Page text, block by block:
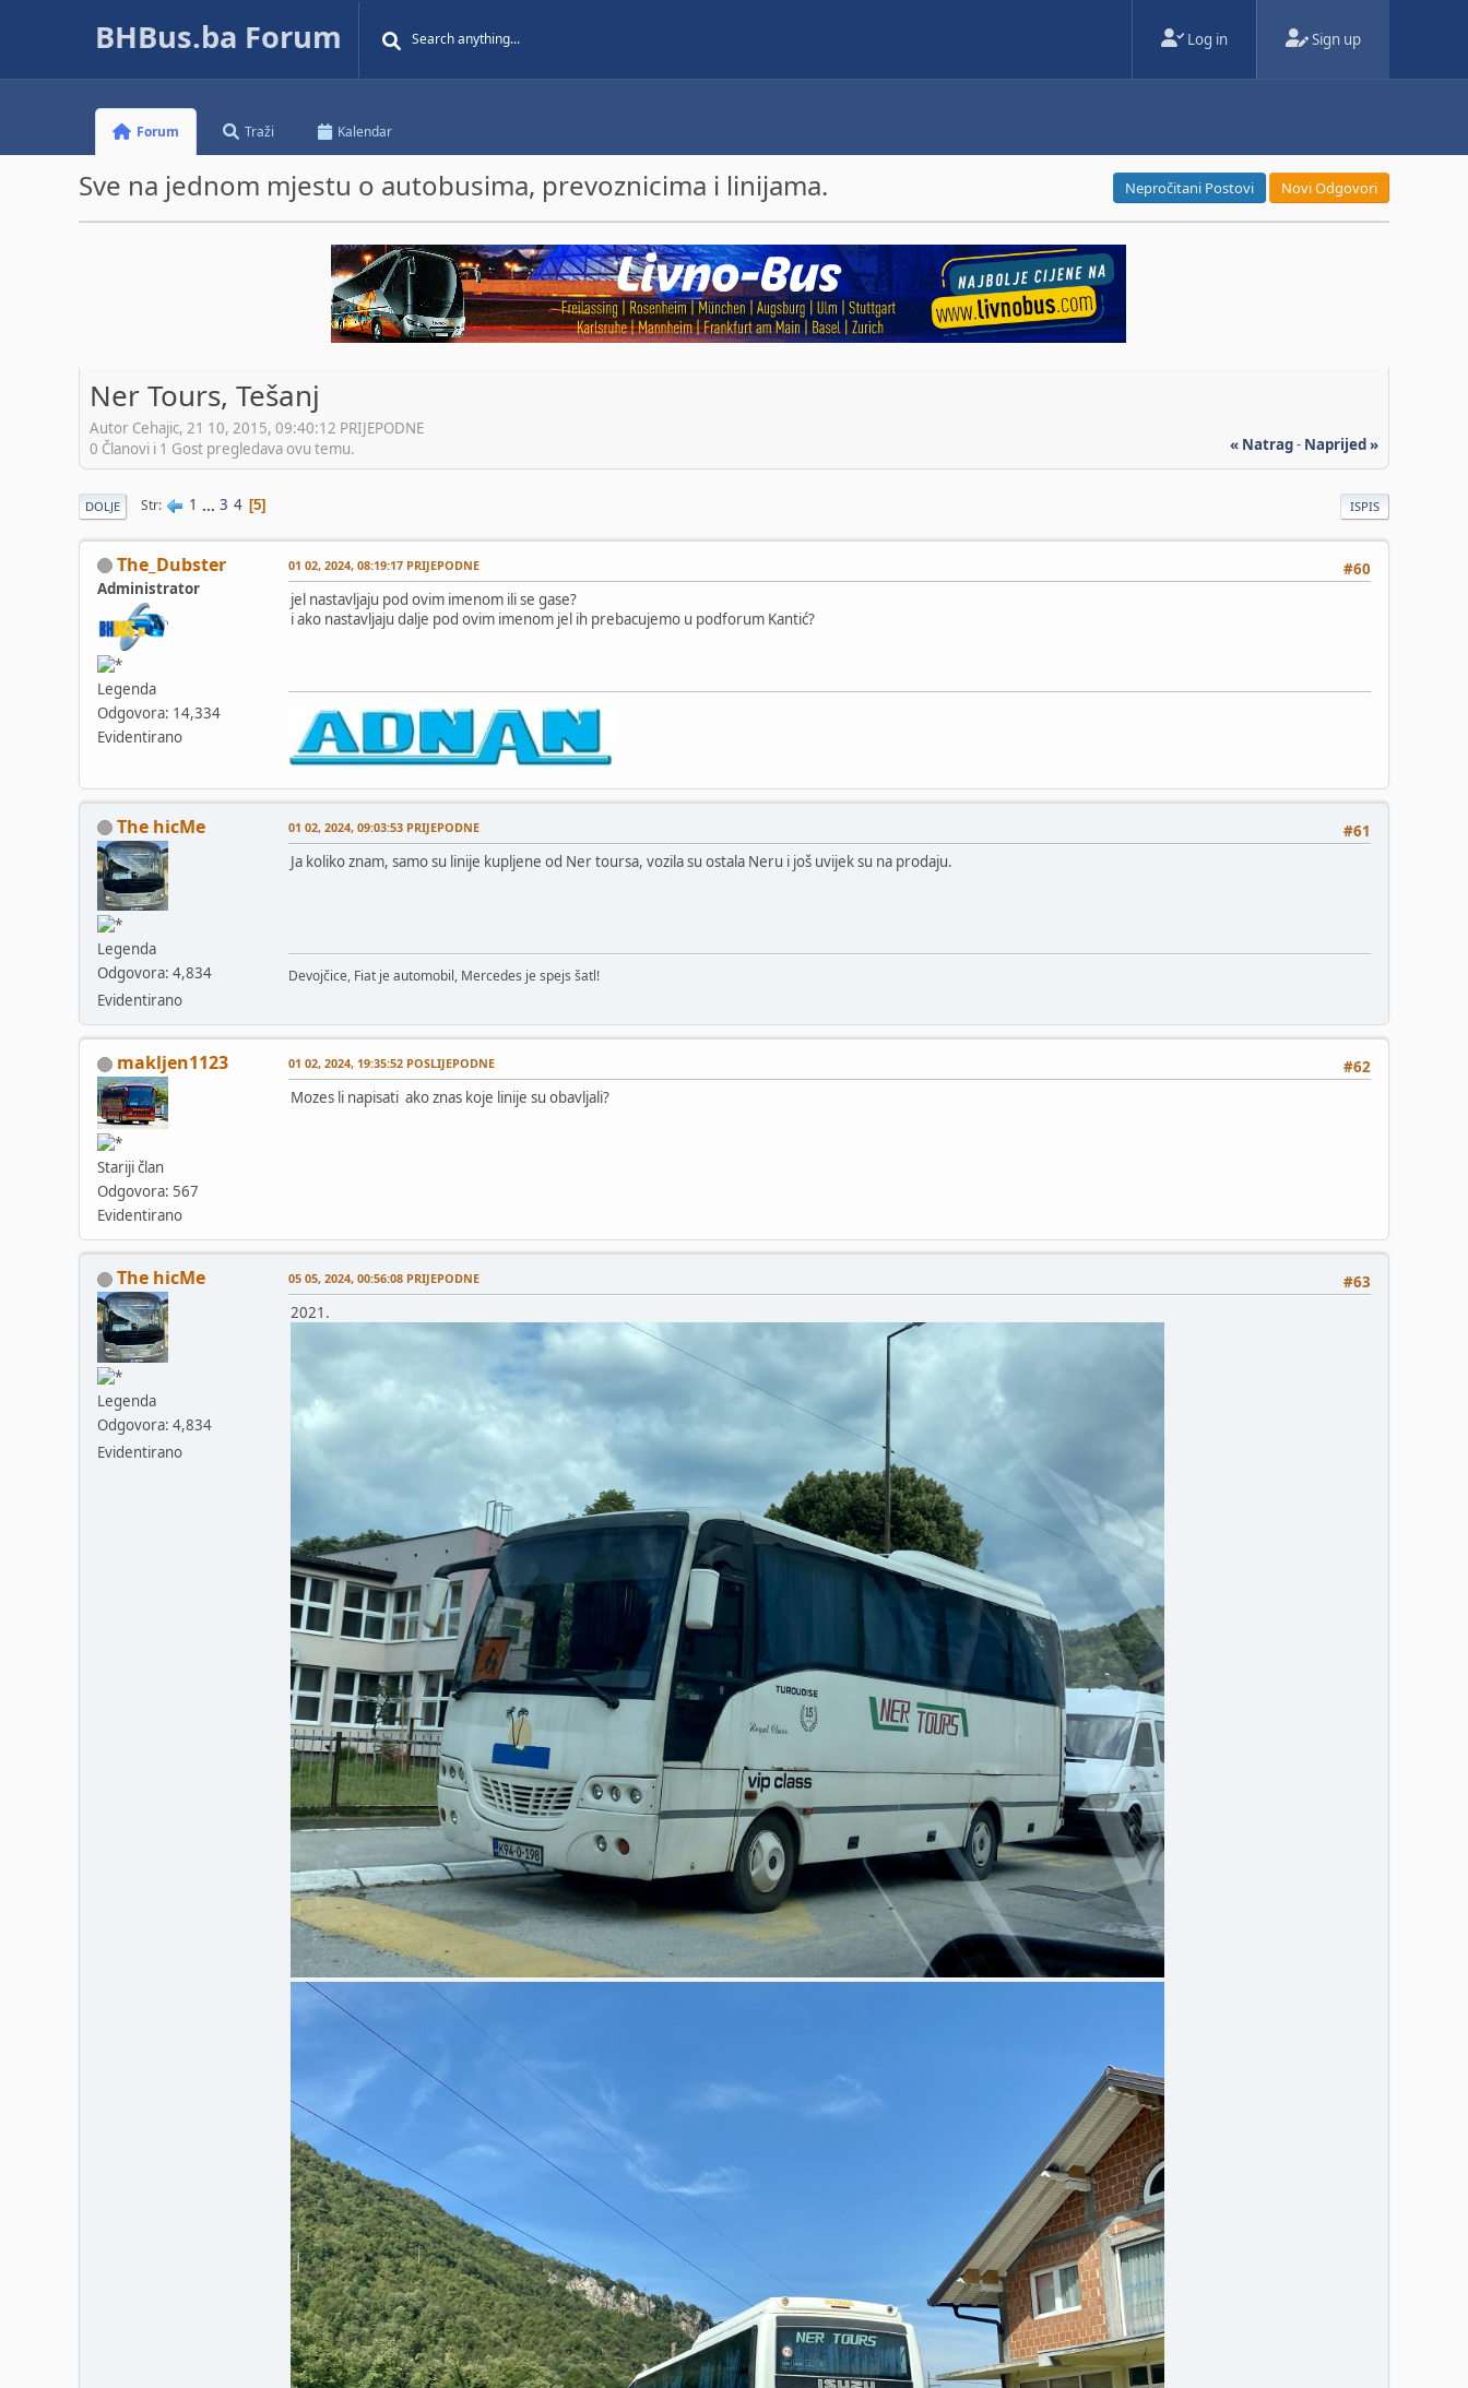
BHBus.ba Forum Log in Sign up
Forum Traži Kalendar
Sve na jednom mjestu o autobusima, prevoznicima i linijama. Nepročitani Postovi Novi Odgovori
Ner Tours, Tešanj
Autor Cehajic, 21 10, 2015, 09:40:12 PRIJEPODNE
« Natrag- Naprijed »
0 Članovi i 1 Gost pregledava ovu temu.
ISPIS
DOLJE Str 1 ... 3 4 5
The_Dubster
Administrator
Legenda
Odgovora: 14,334
Evidentirano
#60
01 02, 2024, 08:19:17 PRIJEPODNE
jel nastavljaju pod ovim imenom ili se gase?
i ako nastavljaju dalje pod ovim imenom jel ih prebacujemo u podforum Kantić?
The hicMe
Legenda
Odgovora: 4,834
Evidentirano
#61
01 02, 2024, 09:03:53 PRIJEPODNE
Ja koliko znam, samo su linije kupljene od Ner toursa, vozila su ostala Neru i još uvijek su na prodaju.
Devojčice, Fiat je automobil, Mercedes je spejs šatl!
makljen1123
Stariji član
Odgovora: 567
Evidentirano
#62
01 02, 2024, 19:35:52 POSLIJEPODNE
Mozes li napisati ako znas koje linije su obavljali?
The hicMe
Legenda
Odgovora: 4,834
Evidentirano
#63
05 05, 2024, 00:56:08 PRIJEPODNE
2021.